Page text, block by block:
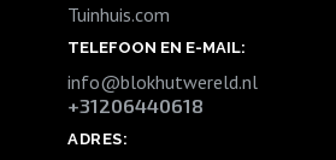
Tuinhuis.com
TELEFOON EN E-MAIL:
info@blokhutwereld.nl
+31206440618
ADRES: